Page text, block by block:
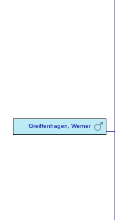
Greiffenhagen, Werner